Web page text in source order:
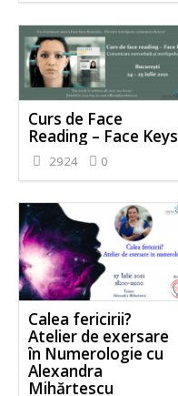
Curs de Face
Reading – Face Keys
2924 0
Calea fericirii?
Atelier de exersare
în Numerologie cu
Alexandra
Mihărtescu